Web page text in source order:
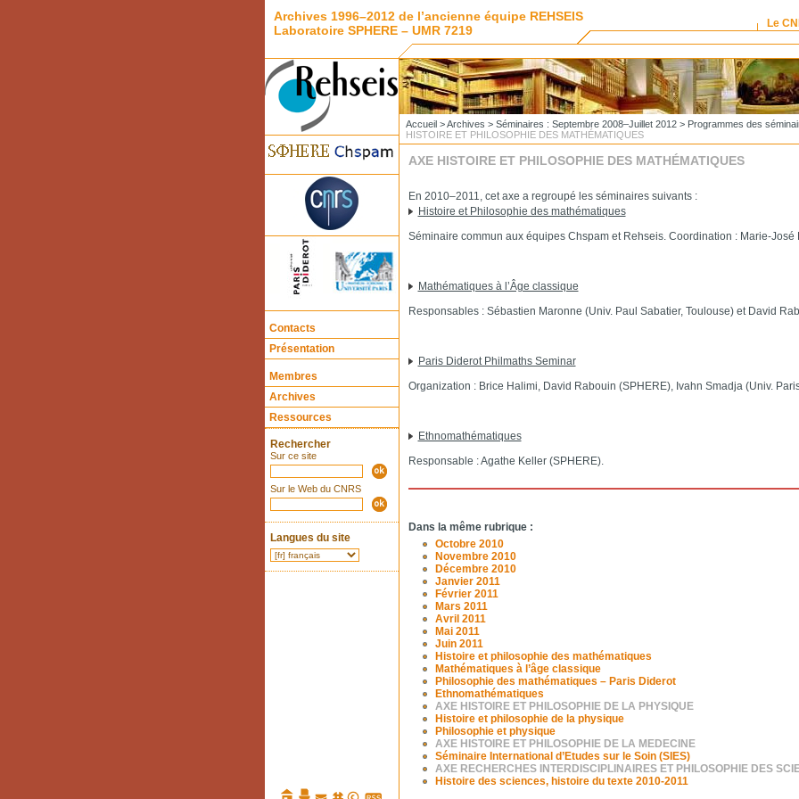
Archives 1996–2012 de l’ancienne équipe REHSEIS
Laboratoire SPHERE – UMR 7219
Le
Contacts
Présentation
Membres
Archives
Ressources
Rechercher
Sur ce site
Sur le Web du CNRS
Langues du site
Accueil>Archives > Séminaires : Septembre 2008–Juillet 2012> Programmes des
HISTOIRE ET PHILOSOPHIE DES MATHÉMATIQUES
AXE HISTOIRE ET PHILOSOPHIE DES MATHÉMATIQUES
En 2010–2011, cet axe a regroupé les séminaires suivants :
Histoire et Philosophie des mathématiques
Séminaire commun aux équipes Chspam et Rehseis. Coordination : Marie-José
Mathématiques à l’Âge classique
Responsables : Sébastien Maronne (Univ. Paul Sabatier, Toulouse) et David
Paris Diderot Philmaths Seminar
Organization : Brice Halimi, David Rabouin (SPHERE), Ivahn Smadja (Univ.
Ethnomathématiques
Responsable : Agathe Keller (SPHERE).
Dans la même rubrique :
Octobre 2010
Novembre 2010
Décembre 2010
Janvier 2011
Février 2011
Mars 2011
Avril 2011
Mai 2011
Juin 2011
Histoire et philosophie des mathématiques
Mathématiques à l’âge classique
Philosophie des mathématiques – Paris Diderot
Ethnomathématiques
AXE HISTOIRE ET PHILOSOPHIE DE LA PHYSIQUE
Histoire et philosophie de la physique
Philosophie et physique
AXE HISTOIRE ET PHILOSOPHIE DE LA MEDECINE
Séminaire International d’Etudes sur le Soin (SIES)
AXE RECHERCHES INTERDISCIPLINAIRES ET PHILOSOPHIE DES
Histoire des sciences, histoire du texte 2010-2011